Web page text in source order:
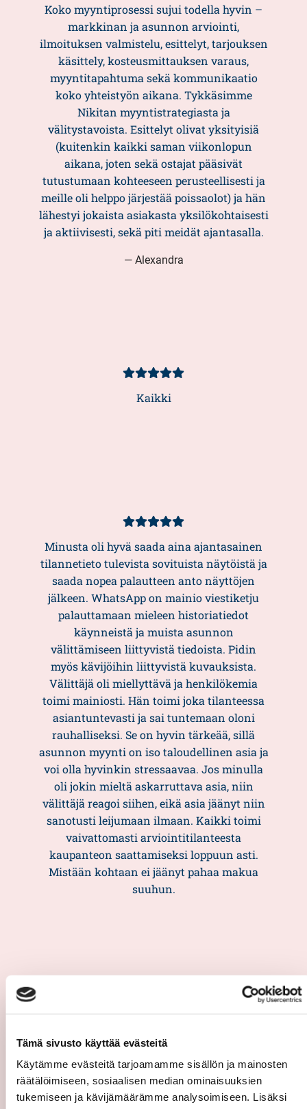
Tämä sivusto käyttää evästeitä
Käytämme evästeitä tarjoamamme sisällön ja mainosten
räätälöimiseen, sosiaalisen median ominaisuuksien
tukemiseen ja kävijämäärämme analysoimiseen. Lisäksi
Koko myyntiprosessi sujui todella hyvin –
markkinan ja asunnon arviointi,
ilmoituksen valmistelu, esittelyt, tarjouksen
käsittely, kosteusmittauksen varaus,
myyntitapahtuma sekä kommunikaatio
koko yhteistyön aikana. Tykkäsimme
Nikitan myyntistrategiasta ja
välitystavoista. Esittelyt olivat yksityisiä
(kuitenkin kaikki saman viikonlopun
aikana, joten sekä ostajat pääsivät
tutustumaan kohteeseen perusteellisesti ja
meille oli helppo järjestää poissaolot) ja hän
lähestyi jokaista asiakasta yksilökohtaisesti
ja aktiivisesti, sekä piti meidät ajantasalla.
— Alexandra
Asiakasarvio
5/5Kaikki
Asiakasarvio
5/5
Minusta oli hyvä saada aina ajantasainen
tilannetieto tulevista sovituista näytöistä ja
saada nopea palautteen anto näyttöjen
jälkeen. WhatsApp on mainio viestiketju
palauttamaan mieleen historiatiedot
käynneistä ja muista asunnon
välittämiseen liittyvistä tiedoista. Pidin
myös kävijöihin liittyvistä kuvauksista.
Välittäjä oli miellyttävä ja henkilökemia
toimi mainiosti. Hän toimi joka tilanteessa
asiantuntevasti ja sai tuntemaan oloni
rauhalliseksi. Se on hyvin tärkeää, sillä
asunnon myynti on iso taloudellinen asia ja
voi olla hyvinkin stressaavaa. Jos minulla
oli jokin mieltä askarruttava asia, niin
välittäjä reagoi siihen, eikä asia jäänyt niin
sanotusti leijumaan ilmaan. Kaikki toimi
vaivattomasti arviointitilanteesta
kaupanteon saattamiseksi loppuun asti.
Mistään kohtaan ei jäänyt pahaa makua
suuhun.
Asiakasarvio
Nikita hoiti homman loistavasti! Oli avulias
— Saara